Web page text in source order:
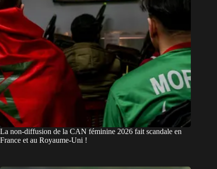
La non-diffusion de la CAN féminine 2026 fait scandale en
France et au Royaume-Uni !